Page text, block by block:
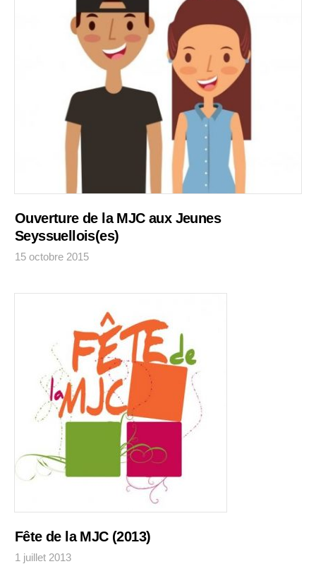
Ouverture de la MJC aux Jeunes
Seyssuellois(es)
15 octobre 2015
Fête de la MJC (2013)
1 juillet 2013